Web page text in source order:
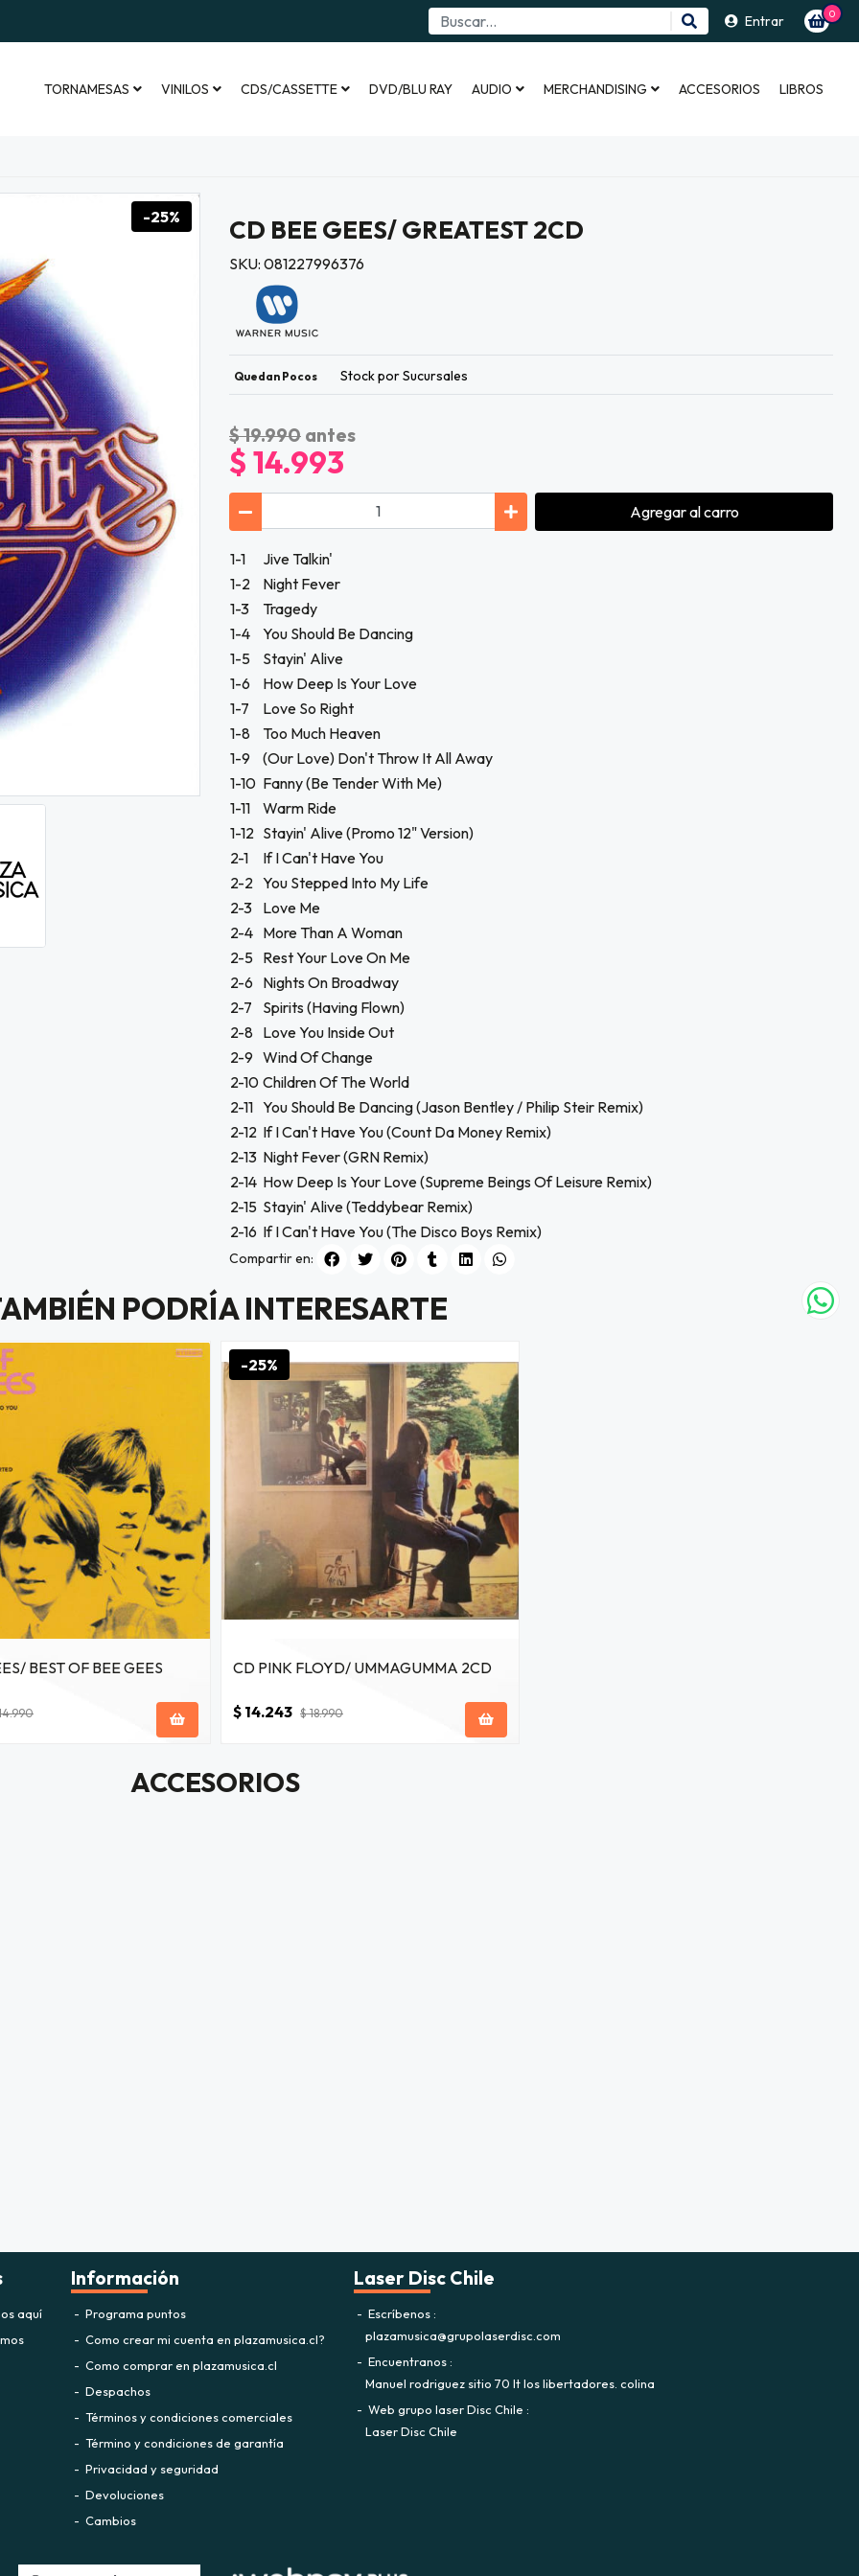
Entrar 0
TORNAMESAS VINILOS CDS/CASSETTE DVD/BLU RAY AUDIO MERCHANDISING ACCESORIOS LIBROS
-25% CD BEE GEES/ GREATEST 2CD
SKU: 081227996376
Quedan Pocos Stock por Sucursales
$ 19.990 antes
$ 14.993
Agregaral carro
1-1
Jive Talkin'
1-2
Night Fever
1-3
Tragedy
1-4
You Should Be Dancing
1-5
Stayin' Alive
1-6
How Deep Is Your Love
1-7
Love So Right
1-8
Too Much Heaven
1-9
(Our Love) Don't Throw It All Away
1-10 Fanny (Be Tender With Me)
1-11
Warm Ride
1-12 Stayin' Alive (Promo 12" Version)
2-1
If I Can't Have You
2-2 You Stepped Into My Life
2-3 Love Me
2-4 More Than A Woman
2-5 Rest Your Love On Me
2-6 Nights On Broadway
2-7
Spirits (Having Flown)
2-8 Love You Inside Out
2-9 Wind Of Change
2-10 Children Of The World
2-11 You Should Be Dancing (Jason Bentley / Philip Steir Remix)
2-12 If I Can't Have You (Count Da Money Remix)
2-13 Night Fever (GRN Remix)
2-14 How Deep Is Your Love (Supreme Beings Of Leisure Remix)
2-15 Stayin' Alive (Teddybear Remix)
2-16 If I Can't Have You (The Disco Boys Remix)
Compartir en:
PODRÍA INTERESARTE
BEST OF BEE GEES
-25%
CD PINK FLOYD/ UMMAGUMMA 2CD
$ 14.243 $ 18.990
ACCESORIOS
aquí
Información
Programa puntos
Como crear mi cuenta en plazamusica.cl?
Como comprar en plazamusica.cl
Despachos
Términos y condiciones comerciales
Término y condiciones de garantía
Privacidad y seguridad
Devoluciones
Cambios
Laser Disc Chile
Escríbenos
plazamusica@grupolaserdisc.com
Encuentranos
Manuel rodriguez sitio 70 lt los libertadores. colina
Web grupo laser Disc Chile
Laser Disc Chile